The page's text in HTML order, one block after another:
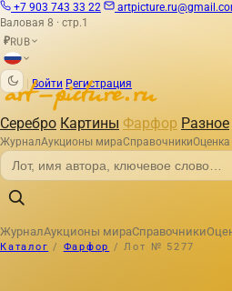
+7 903 743 33 22
Валовая 8 · стр.1
₽RUB
Войти Регистрация
Серебро Картины Фарфор Разное
ЖурналАукционы мираСправочники
ЖурналАукционы мираСправочники
Каталог / Фарфор / Лот № 5277